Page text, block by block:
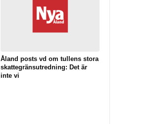
Åland posts vd om tullens stora
skattegränsutredning: Det är
inte vi